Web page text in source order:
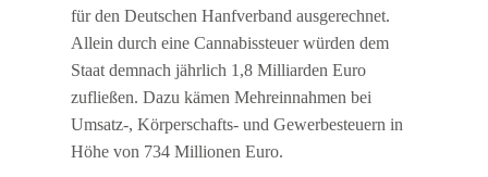
für den Deutschen Hanfverband ausgerechnet.
Allein durch eine Cannabissteuer würden dem
Staat demnach jährlich 1,8 Milliarden Euro
zufließen. Dazu kämen Mehreinnahmen bei
Umsatz-, Körperschafts- und Gewerbesteuern in
Höhe von 734 Millionen Euro.